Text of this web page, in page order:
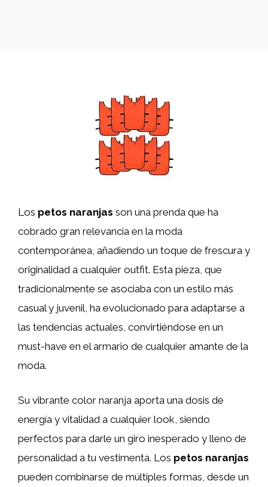
Los petos naranjas son una prenda que ha
cobrado gran relevancia en la moda
contemporánea, añadiendo un toque de frescura y
originalidad a cualquier outfit. Esta pieza, que
tradicionalmente se asociaba con un estilo más
casual y juvenil, ha evolucionado para adaptarse a
las tendencias actuales, convirtiéndose en un
must-have en el armario de cualquier amante de la
moda.
Su vibrante color naranja aporta una dosis de
energía y vitalidad a cualquier look, siendo
perfectos para darle un giro inesperado y lleno de
personalidad a tu vestimenta. Los petos naranjas
pueden combinarse de múltiples formas, desde un